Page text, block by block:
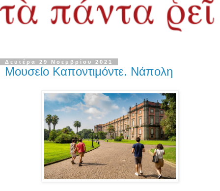
Δευτέρα 29 Νοεμβρίου 2021
Μουσείο Καποντιμόντε. Νάπολη